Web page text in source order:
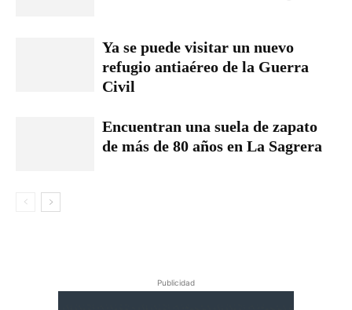
Ya se puede visitar un nuevo
refugio antiaéreo de la Guerra
Civil
Encuentran una suela de zapato
de más de 80 años en La Sagrera
Publicidad